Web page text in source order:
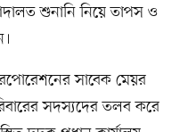
শুনানি নিয়ে তাপস ও
সাবেক মেয়র
সদস্যদের তলব করে